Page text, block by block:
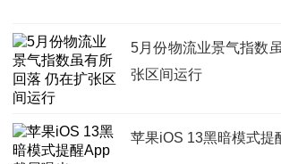
5月份物流业景气指数
张区间运行
苹果iOS 13黑暗模式提